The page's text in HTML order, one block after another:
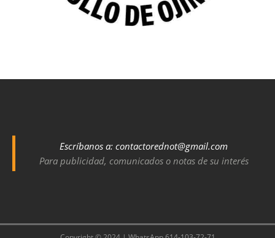
Escríbanos a: contactorednot@gmail.com
Para publicidad, comunicados o notas de su interés